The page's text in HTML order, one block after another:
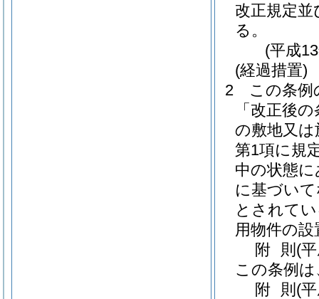
改正規定
る。
(平成
(経過措置)
2
この条例
「改正後
の敷地又
第1項に規
中の状態
に基づい
とされて
用物件の
附 則 (
この条例
附 則 (